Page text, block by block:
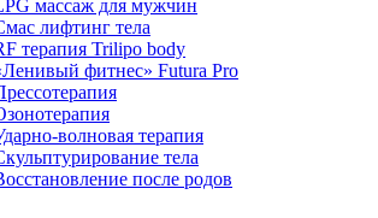
массаж для мужчин
лифтинг тела
терапия Trilipo body
фитнес» Futura Pro
волновая терапия
тела
после родов